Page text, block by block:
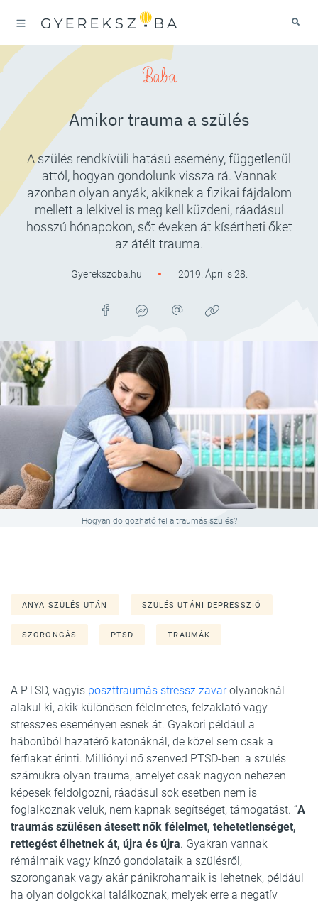
Baba
Amikor trauma a szülés
A szülés rendkívüli hatású esemény, függetlenül
attól, hogyan gondolunk vissza rá. Vannak
azonban olyan anyák, akiknek a fizikai fájdalom
mellett a lelkivel is meg kell küzdeni, ráadásul
hosszú hónapokon, sőt éveken át kísértheti őket
az átélt trauma.
Gyerekszoba.hu 2019. Április 28.
Hogyan dolgozható fel a traumás szülés?
ANYA SZÜLÉS UTÁN SZÜLÉS UTÁNI DEPRESSZIÓ
SZORONGÁS PTSD TRAUMÁK
A PTSD, vagyis poszttraumás stressz zavarolyanoknál
alakul ki, akik különösen félelmetes, felzaklató vagy
stresszes eseményen esnek át. Gyakori például a
háborúból hazatérő katonáknál, de közel sem csak a
férfiakat érinti. Milliónyi nő szenved PTSD-ben: a szülés
számukra olyan trauma, amelyet csak nagyon nehezen
képesek feldolgozni, ráadásul sok esetben nem is
foglalkoznak velük, nem kapnak segítséget, támogatást. “A
traumás szülésen átesett nők félelmet, tehetetlenséget,
rettegést élhetnek át, újra és újra. Gyakran vannak
rémálmaik vagy kínzó gondolataik a szülésről,
szoronganak vagy akár pánikrohamaik is lehetnek, például
ha olyan dolgokkal találkoznak, melyek erre a negatív